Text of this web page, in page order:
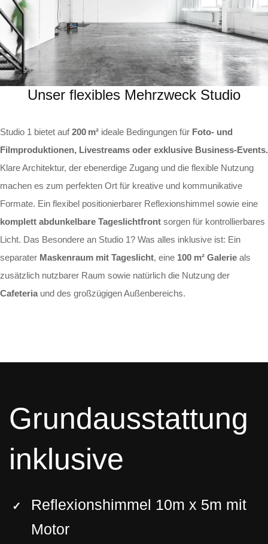
Unser flexibles Mehrzweck Studio
Studio 1 bietet auf200 m² ideale Bedingungen für Foto- und
Filmproduktionen, Livestreams oder exklusive Business-Events.
Klare Architektur, der ebenerdige Zugang und die flexible Nutzung
machen es zum perfekten Ort für kreative und kommunikative
Formate. Ein flexibel positionierbarer Reflexionshimmel sowie eine
komplett abdunkelbare Tageslichtfront sorgen für kontrollierbares
Licht. Das Besondere an Studio 1? Was alles inklusive ist: Ein
separater Maskenraum mit Tageslicht, eine 100 m² Galerie als
zusätzlich nutzbarer Raum sowie natürlich die Nutzung der
Cafeteria und des großzügigen Außenbereichs.
Grundausstattung
inklusive
Reflexionshimmel 10m x 5m mit
Motor